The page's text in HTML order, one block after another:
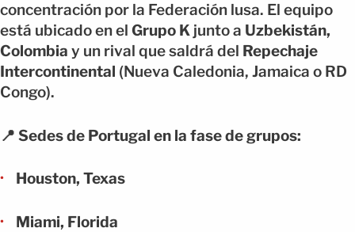
concentración por la Federación lusa. El equipo
está ubicado en el Grupo K junto a Uzbekistán,
Colombia y un rival que saldrá del Repechaje
Intercontinental (Nueva Caledonia, Jamaica o RD
Congo).
📍 Sedes de Portugal en la fase de grupos:
Houston, Texas
Miami, Florida